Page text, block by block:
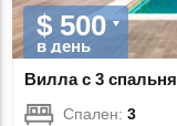
$ 500
в день
Вилла с 3
Спален:3